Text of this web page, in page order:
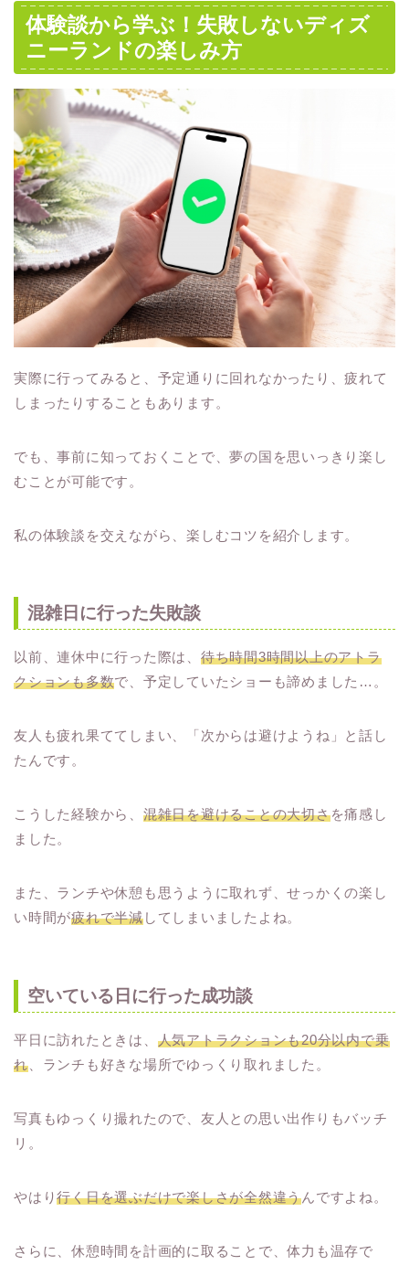
体験談から学ぶ！失敗しないディズ
ニーランドの楽しみ方
実際に行ってみると、予定通りに回れなかったり、疲れて
しまったりすることもあります。
でも、事前に知っておくことで、夢の国を思いっきり楽し
むことが可能です。
私の体験談を交えながら、楽しむコツを紹介します。
混雑日に行った失敗談
以前、連休中に行った際は、 待ち時間3時間以上のアトラ
クションも多数で、予定していたショーも諦めました…。
友人も疲れ果ててしまい、「次からは避けようね」と話し
たんです。
こうした経験から、 混雑日を避けることの大切さを痛感し
ました。
また、ランチや休憩も思うように取れず、せっかくの楽し
い時間が疲れで半減してしまいましたよね。
空いている日に行った成功談
平日に訪れたときは、 人気アトラクションも20分以内で乗
れ、ランチも好きな場所でゆっくり取れました。
写真もゆっくり撮れたので、友人との思い出作りもバッチ
リ。
やはり行く日を選ぶだけで楽しさが全然違うんですよね。
さらに、休憩時間を計画的に取ることで、体力も温存で